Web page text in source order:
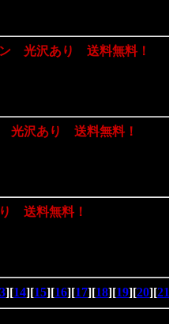
光沢あり 送料無料！
光沢あり 送料無料！
送料無料！
][14][15][16][17][18][19][20][21